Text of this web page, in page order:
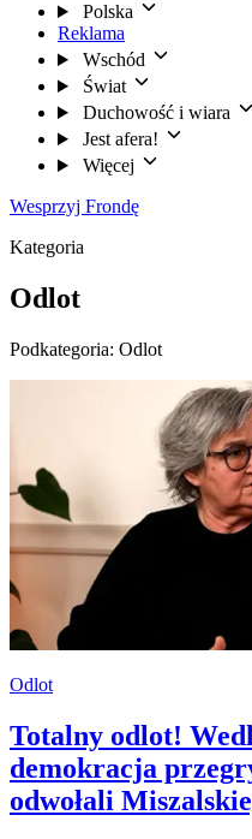
Polska
Reklama
Wschód
Świat
Duchowość i wiara
Jest afera!
Więcej
Wesprzyj Frondę
Kategoria
Odlot
Podkategoria: Odlot
Odlot
Totalny odlot!
demokracja
odwołali